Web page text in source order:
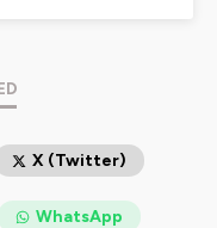
pour inspirer les
X (Twitter)
WhatsApp